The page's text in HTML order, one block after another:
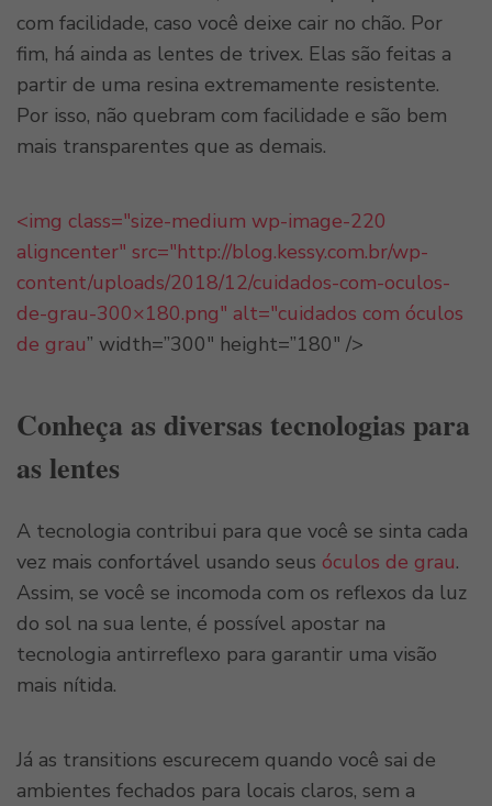
com facilidade, caso você deixe cair no chão. Por
fim, há ainda as lentes de trivex. Elas são feitas a
partir de uma resina extremamente resistente.
Por isso, não quebram com facilidade e são bem
mais transparentes que as demais.
<img class="size-medium wp-image-220
aligncenter" src="http://blog.kessy.com.br/wp-
content/uploads/2018/12/cuidados-com-oculos-
de-grau-300×180.png" alt="cuidados com óculos
de grau” width=”300″ height=”180″ />
Conheça as diversas tecnologias para
as lentes
A tecnologia contribui para que você se sinta cada
vez mais confortável usando seus óculos de grau.
Assim, se você se incomoda com os reflexos da luz
do sol na sua lente, é possível apostar na
tecnologia antirreflexo para garantir uma visão
mais nítida.
Já as transitions escurecem quando você sai de
ambientes fechados para locais claros, sem a